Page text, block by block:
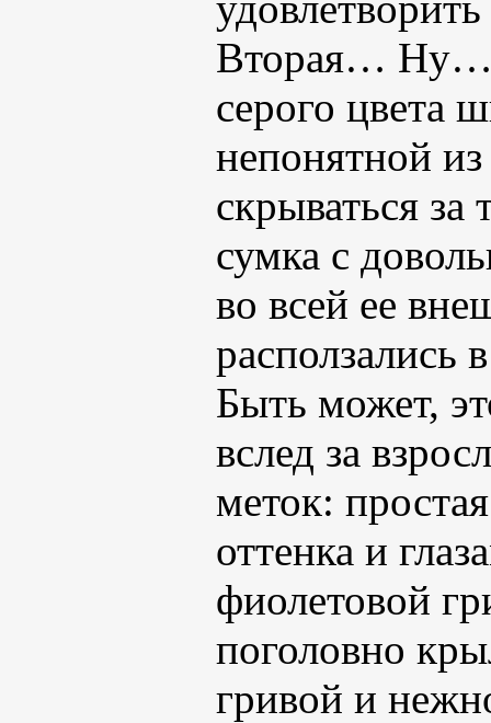
Вторая… Ну…
серого цвета
непонятной
скрываться
сумка с
во всей ее
расползались
Быть может,
вслед за
меток:
оттенка и
фиолетовой
поголовно
гривой и